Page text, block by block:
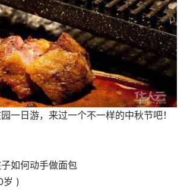
一日游，来过一个不一样的中秋节吧！
如何动手做面包
岁 )